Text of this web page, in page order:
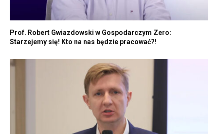
Prof. Robert Gwiazdowski w Gospodarczym Zero:
Starzejemy się! Kto na nas będzie pracować?!